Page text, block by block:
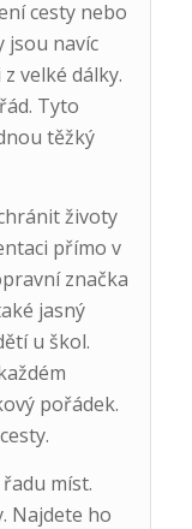
cesty nebo
jsou navíc
velké dálky.
Tyto
těžký
životy
přímo v
značka
jasný
u škol.
pořádek.
míst.
Najdete ho